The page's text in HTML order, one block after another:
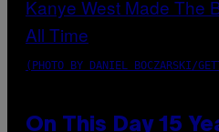
(PHOTO BY DANIEL BOCZARSKI/
On This Day 15